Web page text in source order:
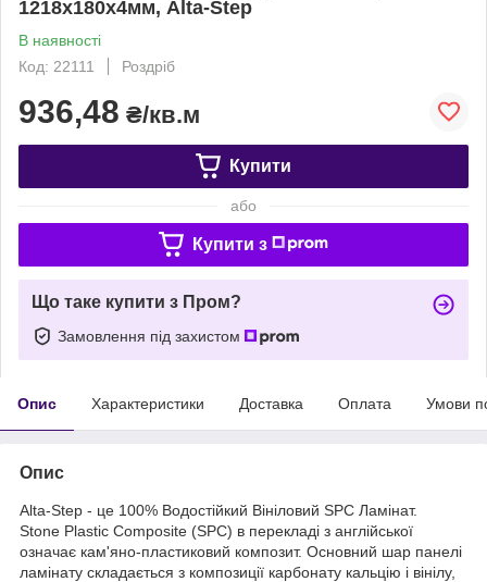
1218х180х4мм, Alta-Step
В наявності
Код: 22111
Роздріб
936,48 ₴/кв.м
Купити
або
Купити з
Що таке купити з Пром?
Замовлення під захистом
Опис Характеристики Доставка Оплата Умови
Опис
Alta-Step - це 100% Водостійкий Вініловий SPC Ламінат.
Stone Plastic Composite (SPC) в перекладі з англійської
означає кам'яно-пластиковий композит. Основний шар панелі
ламінату складається з композиції карбонату кальцію і вінілу,